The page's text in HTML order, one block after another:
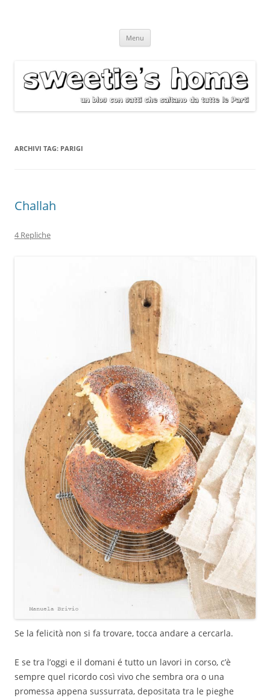
Menu
ARCHIVI TAG: PARIGI
Challah
4 Repliche
Se la felicità non si fa trovare, tocca andare a cercarla.
E se tra l’oggi e il domani é tutto un lavori in corso, c’è
sempre quel ricordo così vivo che sembra ora o una
promessa appena sussurrata, depositata tra le pieghe